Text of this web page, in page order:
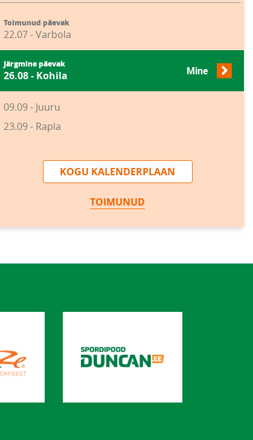
Toimunud päevak
22.07 - Varbola
Järgmine päevak
26.08 - Kohila Mine
09.09 - Juuru
23.09 - Rapla
KOGU KALENDERPLAAN
TOIMUNUD